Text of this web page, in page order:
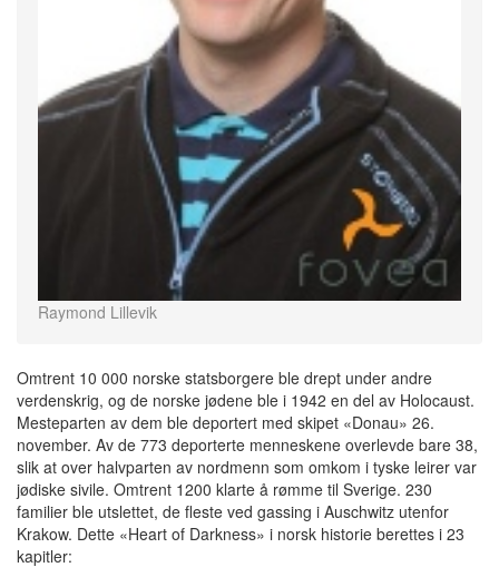
Raymond Lillevik
Omtrent 10 000 norske statsborgere ble drept under andre
verdenskrig, og de norske jødene ble i 1942 en del av Holocaust.
Mesteparten av dem ble deportert med skipet «Donau» 26.
november. Av de 773 deporterte menneskene overlevde bare 38,
slik at over halvparten av nordmenn som omkom i tyske leirer var
jødiske sivile. Omtrent 1200 klarte å rømme til Sverige. 230
familier ble utslettet, de fleste ved gassing i Auschwitz utenfor
Krakow. Dette «Heart of Darkness» i norsk historie berettes i 23
kapitler: